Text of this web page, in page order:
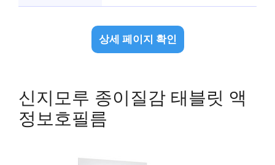
상세 페이지 확인
신지모루 종이질감 태블릿 액
정보호필름